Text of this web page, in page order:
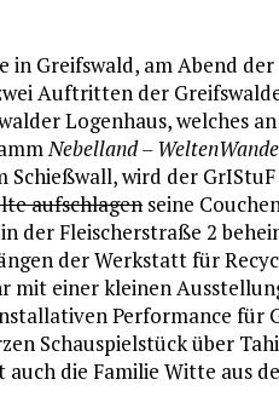
in Greifswald, am Abend
Auftritten der
Logenhaus, welches
Nebelland –
wird der GrIStuF
aufschlagenseine
der Fleischerstraße 2
der Werkstatt für
mit einer kleinen
Performance für
Schauspielstück über
auch die Familie Witte aus